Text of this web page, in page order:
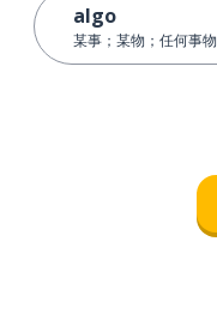
algo
某事；某物；任何事物